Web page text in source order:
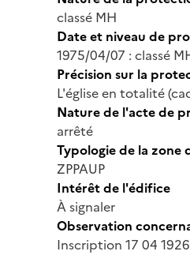
classé MH
Date et niveau de
1975/04/07 : classé
Précision sur la
L'église en totalité
Nature de l'acte de
arrêté
Typologie de la zone
ZPPAUP
Intérêt de l'édifice
À signaler
Observation
Inscription 17 04